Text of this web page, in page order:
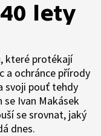
lety
které protékají
a ochránce přírody
svoji pouť tehdy
se Ivan Makásek
se srovnat, jaký
dnes.